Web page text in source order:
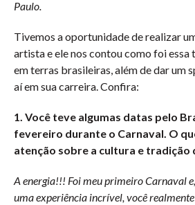
Paulo.
Tivemos a oportunidade de realizar
artista e ele nos contou como foi essa
em terras brasileiras, além de dar um
aí em sua carreira. Confira:
1. Você teve algumas datas pelo
fevereiro durante o Carnaval. O
atenção sobre a cultura e tradição
A energia!!! Foi meu primeiro Carnaval
uma experiência incrível, você